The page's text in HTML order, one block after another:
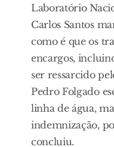
Laboratório
Carlos Santos
como é que os
encargos,
ser ressarcido
Pedro Folgado
linha de água,
indemnização,
concluiu.